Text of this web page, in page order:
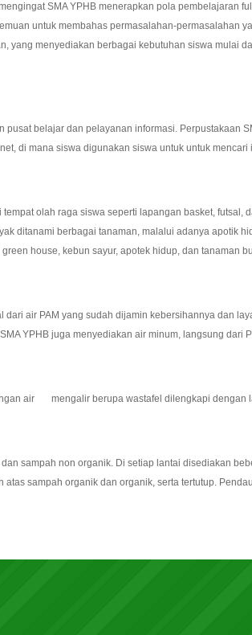
SMA YPHB menerapkan pola pembelajaran
untuk membahas permasalahan-permasalahan
yang menyediakan berbagai kebutuhan siswa mulai
belajar dan pelayanan informasi. Perpustakaan
di mana siswa digunakan siswa untuk untuk
olah raga siswa seperti lapangan basket,
ditanami berbagai tanaman, malalui adanya apotik
house, kebun sayur, apotek hidup, dan tanaman
air PAM yang sudah dijamin kebersihannya dan
YPHB juga menyediakan air minum, langsung dari
air mengalir berupa wastafel dilengkapi dengan
sampah non organik. Di setiap lantai disediakan
sampah organik dan organik, serta tertutup.